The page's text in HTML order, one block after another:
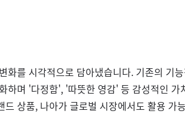
화를 시각적으로 담아냈습니다. 기존의 기
하며 '다정함', '따뜻한 영감' 등 감성적인
드 상품, 나아가 글로벌 시장에서도 활용 가